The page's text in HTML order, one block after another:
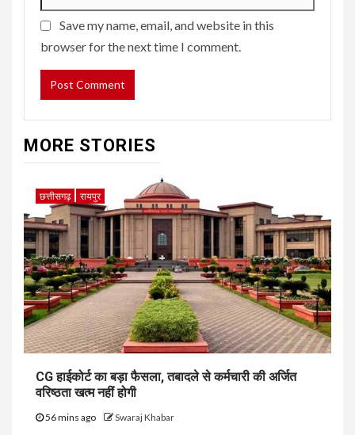
Save my name, email, and website in this
browser for the next time I comment.
MORE STORIES
छत्तीसगढ़ रायपुर
CG हाईकोर्ट का बड़ा फैसला, तबादले से कर्मचारी की अर्जित
वरिष्ठता खत्म नहीं होगी
56 mins ago Swaraj Khabar